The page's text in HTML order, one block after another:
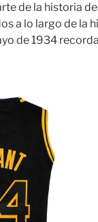
de la historia
a lo largo de la
de 1934